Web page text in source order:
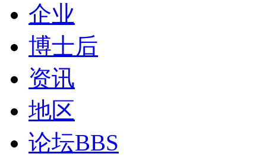
企业
博士后
资讯
地区
论坛BBS